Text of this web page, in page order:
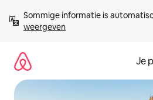
direct
naar
Sommige informatie is
weergeven
Je